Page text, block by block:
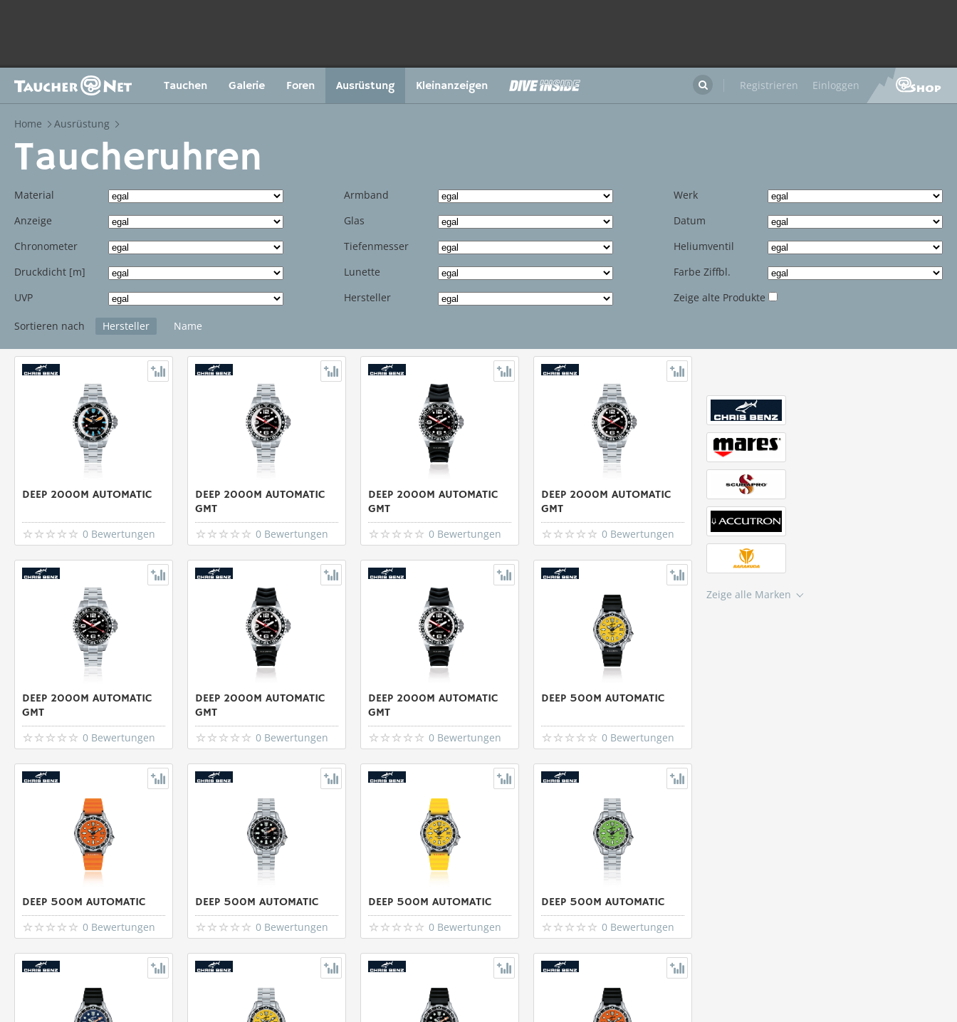
Tauchen Galerie Foren Ausrüstung Kleinanzeigen Registrieren Einloggen

Home Ausrüstung
Taucheruhren
Material Armband
Werk
Anzeige
Glas
Datum
Chronometer
Tiefenmesser
Heliumventil
Druckdicht [m]
Lunette
Farbe Ziffbl.
UVP
Hersteller Zeige alte Produkte
Sortieren nach Hersteller Name
Zeige alle Marken
DEEP 2000M AUTOMATIC
0 Bewertungen
DEEP 2000M AUTOMATIC
GMT
0 Bewertungen
DEEP 2000M AUTOMATIC
GMT
0 Bewertungen
DEEP 2000M AUTOMATIC
GMT
0 Bewertungen
DEEP 2000M AUTOMATIC
GMT
0 Bewertungen
DEEP 2000M AUTOMATIC
GMT
0 Bewertungen
DEEP 2000M AUTOMATIC
GMT
0 Bewertungen
DEEP 500M AUTOMATIC
0 Bewertungen
DEEP 500M AUTOMATIC
0 Bewertungen
DEEP 500M AUTOMATIC
0 Bewertungen
DEEP 500M AUTOMATIC
0 Bewertungen
DEEP 500M AUTOMATIC
0 Bewertungen